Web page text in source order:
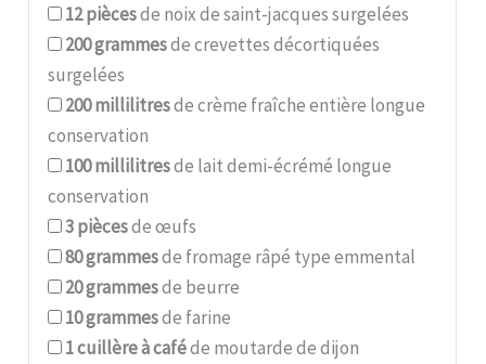
12piècesde noix de saint-jacques surgelées
200grammesde crevettes décortiquées
surgelées
200millilitresde crème fraîche entière longue
conservation
100millilitresde lait demi-écrémé longue
conservation
3piècesde œufs
80grammesde fromage râpé type emmental
20grammesde beurre
10grammesde farine
1cuillère à caféde moutarde de dijon